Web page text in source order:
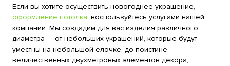
Если вы хотите осуществить новогоднее украшение,
оформление потолка, воспользуйтесь услугами нашей
компании. Мы создадим для вас изделия различного
диаметра — от небольших украшений, которые будут
уместны на небольшой елочке, до поистине
величественных двухметровых элементов декора,